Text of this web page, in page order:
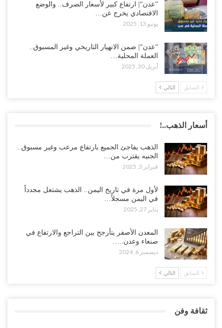
“عدن“| ارتفاع كبير لأسعار الصرف.. والوضع
الاقتصادي يخرج عن…
يونيو 13, 2025
“عدن“| ضمن الانهيار التاريخي وغير المسبوق..
العملة المحلية…
أبريل 30, 2025
السابق التالي
أسعار الذهب..!
الذهب يفاجئ الجميع بارتفاع مرعب وغير مسبوق..
الجنيه يقترب من…
فبراير 3, 2025
لأول مرة في تاريخ اليمن.. الذهب يشتعل مجدداً
في اليمن مسجلاً…
يناير 27, 2025
المعدن الأصفر يتأرجح بين التراجع والارتفاع في
صنعاء وعدن..…
ديسمبر 6, 2024
السابق التالي
ثقافة وفن